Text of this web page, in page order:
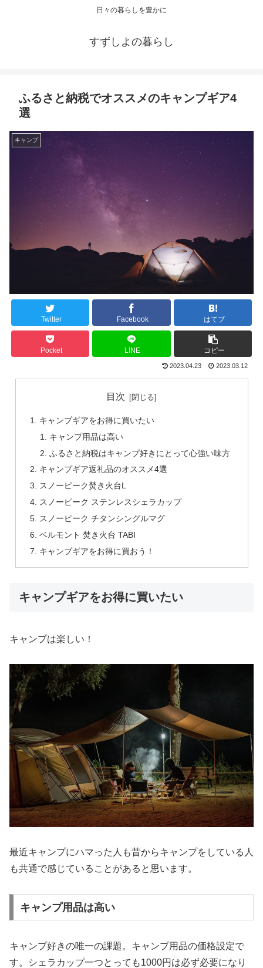
日々の暮らしを豊かに
すずしよの暮らし
ふるさと納税でオススメのキャンプギア4
選
キャンプ
Twitter Facebook はてブ
Pocket LINE コピー
2023.04.23 2023.03.12
目次
キャンプギアをお得に買いたい
キャンプ用品は高い
ふるさと納税はキャンプ好きにとって心強い味方
キャンプギア返礼品のオススメ4選
スノーピーク焚き火台L
スノーピーク ステンレスシェラカップ
スノーピーク チタンシングルマグ
ベルモント 焚き火台 TABI
キャンプギアをお得に買おう！
キャンプギアをお得に買いたい
キャンプは楽しい！
最近キャンプにハマった人も昔からキャンプをしている人
も共通で感じていることがあると思います。
キャンプ用品は高い
キャンプ好きの唯一の課題。キャンプ用品の価格設定で
す。シェラカップ一つとっても1000円は必ず必要になり